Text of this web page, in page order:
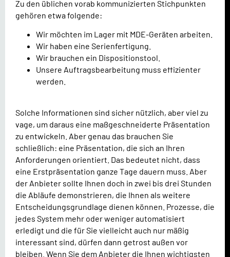
Zu den üblichen vorab kommunizierten Stichpunkten
gehören etwa folgende:
Wir möchten im Lager mit MDE-Geräten arbeiten.
Wir haben eine Serienfertigung.
Wir brauchen ein Dispositionstool.
Unsere Auftragsbearbeitung muss effizienter
werden.
Solche Informationen sind sicher nützlich, aber viel zu
vage, um daraus eine maßgeschneiderte Präsentation
zu entwickeln. Aber genau das brauchen Sie
schließlich: eine Präsentation, die sich an Ihren
Anforderungen orientiert. Das bedeutet nicht, dass
eine Erstpräsentation ganze Tage dauern muss. Aber
der Anbieter sollte Ihnen doch in zwei bis drei Stunden
die Abläufe demonstrieren, die Ihnen als weitere
Entscheidungsgrundlage dienen können. Prozesse, die
jedes System mehr oder weniger automatisiert
erledigt und die für Sie vielleicht auch nur mäßig
interessant sind, dürfen dann getrost außen vor
bleiben. Wenn Sie dem Anbieter die Ihnen wichtigsten